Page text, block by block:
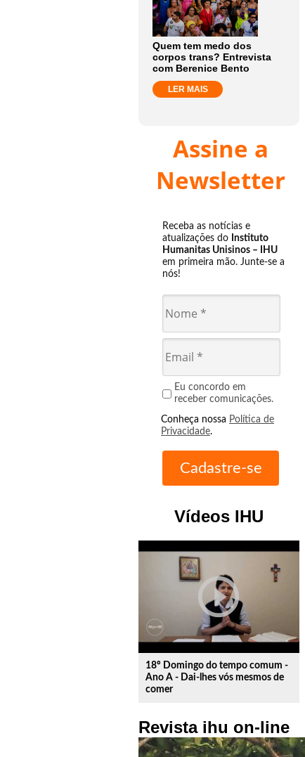
Quem tem medo dos
corpos trans? Entrevista
com Berenice Bento
LER MAIS
Assine a
Newsletter
Receba as notícias e
atualizações do Instituto
Humanitas Unisinos – IHU
em primeira mão. Junte-se a
nós!
Eu concordo em
receber comunicações.
Conheça nossa Política de
Privacidade.
Vídeos IHU
play_circle_outline
18º Domingo do tempo comum -
Ano A - Dai-lhes vós mesmos de
comer
Revista ihu on-line